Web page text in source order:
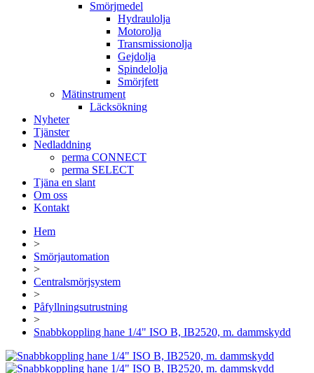
Smörjmedel
Hydraulolja
Motorolja
Transmissionolja
Gejdolja
Spindelolja
Smörjfett
Mätinstrument
Läcksökning
Nyheter
Tjänster
Nedladdning
perma CONNECT
perma SELECT
Tjäna en slant
Om oss
Kontakt
Hem
>
Smörjautomation
>
Centralsmörjsystem
>
Påfyllningsutrustning
>
Snabbkoppling hane 1/4" ISO B, IB2520, m. dammskydd